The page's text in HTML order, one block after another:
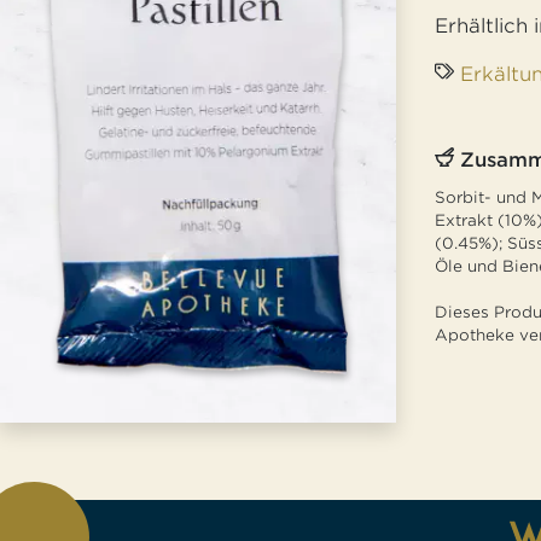
Erhältlich
Sorbit- und
Extrakt
(0.45%);
Öle und
Dieses
Apotheke